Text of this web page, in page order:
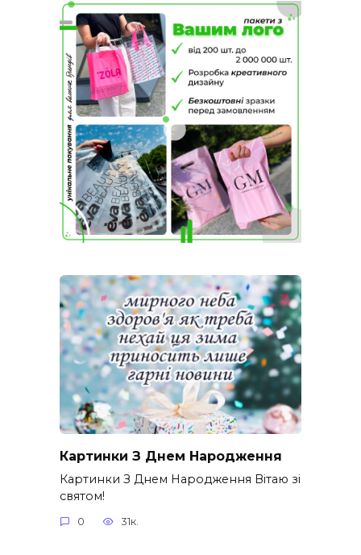
Картинки З Днем Народження
Картинки З Днем Народження Вітаю зі
святом!
0 31к.